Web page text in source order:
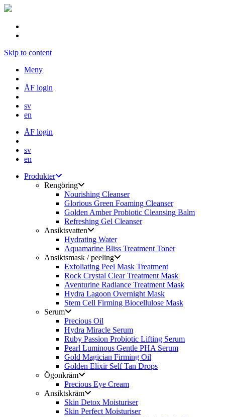
Skip to content
Meny
ÅF login
sv
en
ÅF login
sv
en
Produkter
Rengöring
Nourishing Cleanser
Glorious Green Foaming Cleanser
Golden Amber Probiotic Cleansing Balm
Refreshing Gel Cleanser
Ansiktsvatten
Hydrating Water
Aquamarine Bliss Treatment Toner
Ansiktsmask / peeling
Exfoliating Peel Mask Treatment
Rock Crystal Clear Treatment Mask
Aventurine Radiance Treatment Mask
Hydra Lagoon Overnight Mask
Stem Cell Firming Biocellulose Mask
Serum
Precious Oil
Hydra Miracle Serum
Ruby Passion Probiotic Lifting Serum
Pearl Luminous Gentle PHA Serum
Gold Magician Firming Oil
Golden Elixir Self Tan Drops
Ögonkräm
Precious Eye Cream
Ansiktskräm
Skin Detox Moisturiser
Skin Perfect Moisturiser